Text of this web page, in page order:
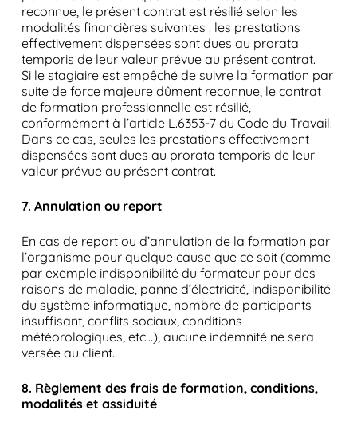
reconnue, le présent contrat est résilié selon les
modalités financières suivantes : les prestations
effectivement dispensées sont dues au prorata
temporis de leur valeur prévue au présent contrat.
Si le stagiaire est empêché de suivre la formation par
suite de force majeure dûment reconnue, le contrat
de formation professionnelle est résilié,
conformément à l’article L.6353-7 du Code du Travail.
Dans ce cas, seules les prestations effectivement
dispensées sont dues au prorata temporis de leur
valeur prévue au présent contrat.
7. Annulation ou report
En cas de report ou d’annulation de la formation par
l’organisme pour quelque cause que ce soit (comme
par exemple indisponibilité du formateur pour des
raisons de maladie, panne d’électricité, indisponibilité
du système informatique, nombre de participants
insuffisant, conflits sociaux, conditions
météorologiques, etc…), aucune indemnité ne sera
versée au client.
8. Règlement des frais de formation, conditions,
modalités et assiduité